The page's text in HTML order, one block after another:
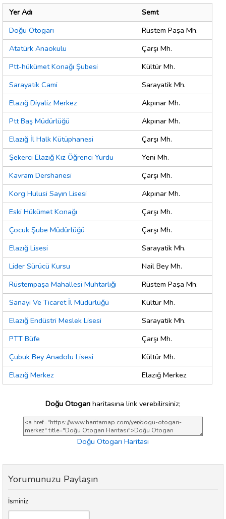
Yer Adı
Semt
Doğu Otogarı
Rüstem Paşa Mh.
Atatürk Anaokulu
Çarşı Mh.
Ptt-hükümet Konağı Şubesi
Kültür Mh.
Sarayatik Cami
Sarayatik Mh.
Elazığ Diyaliz Merkez
Akpınar Mh.
Ptt Baş Müdürlüğü
Akpınar Mh.
Elazığ İl Halk Kütüphanesi
Çarşı Mh.
Şekerci Elazığ Kız Öğrenci Yurdu
Yeni Mh.
Kavram Dershanesi
Çarşı Mh.
Korg Hulusi Sayın Lisesi
Akpınar Mh.
Eski Hükümet Konağı
Çarşı Mh.
Çocuk Şube Müdürlüğü
Çarşı Mh.
Elazığ Lisesi
Sarayatik Mh.
Lider Sürücü Kursu
Nail Bey Mh.
Rüstempaşa Mahallesi Muhtarlığı
Rüstem Paşa Mh.
Sanayi Ve Ticaret İl Müdürlüğü
Kültür Mh.
Elazığ Endüstri Meslek Lisesi
Sarayatik Mh.
PTT Büfe
Çarşı Mh.
Çubuk Bey Anadolu Lisesi
Kültür Mh.
Elazığ Merkez
Elazığ Merkez
Doğu Otogarı haritasına link verebilirsiniz;
Doğu Otogarı Haritası
Yorumunuzu Paylaşın
İsminiz